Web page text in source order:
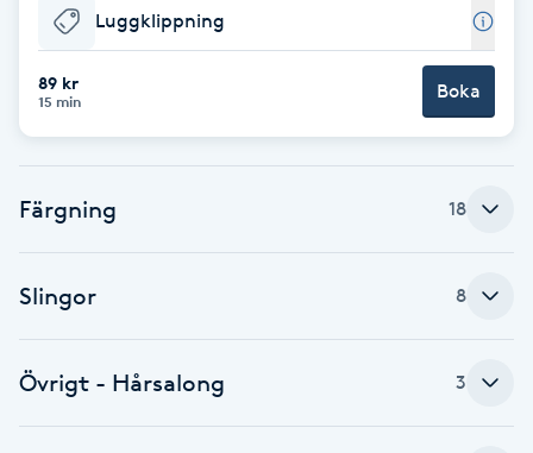
Face framing
Fet hårbotten
Fettreducering
Fillers
Luggklippning
89 kr
15 min Boka
Färgning 18
Slingor 8
Övrigt - Hårsalong 3